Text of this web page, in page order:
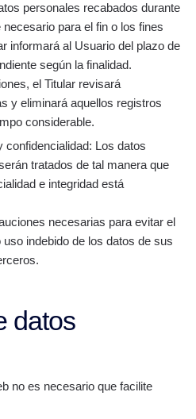
personales recabados durante
para el fin o los fines
informará al Usuario del plazo de
según la finalidad.
el Titular revisará
y eliminará aquellos registros
considerable.
confidencialidad: Los datos
tratados de tal manera que
e integridad está
necesarias para evitar el
indebido de los datos de sus
datos
no es necesario que facilite